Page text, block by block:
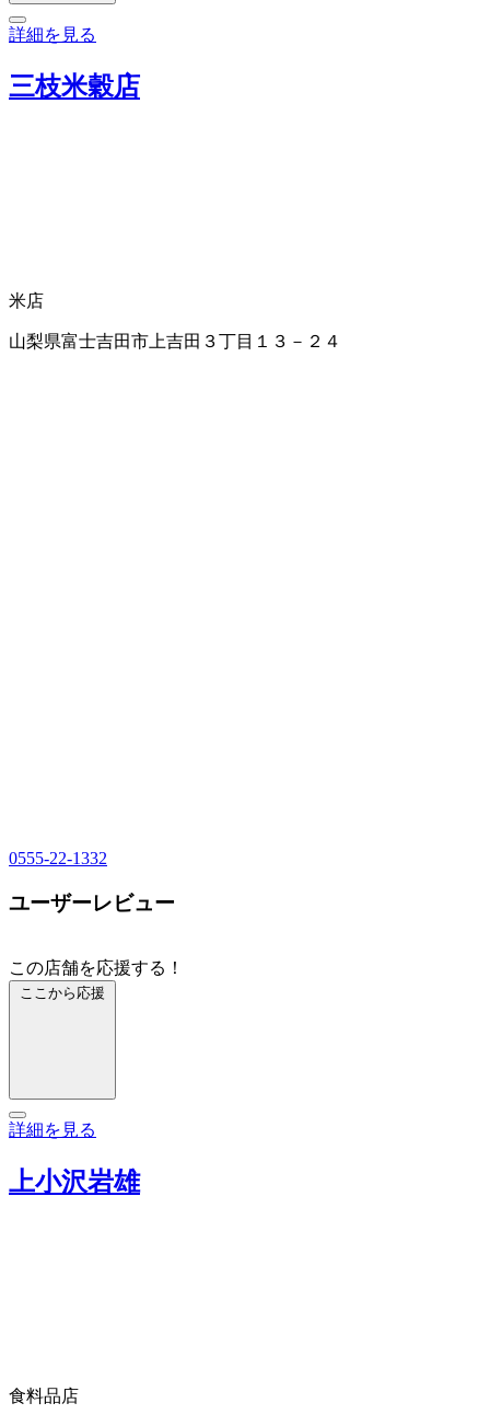
詳細を見る
三枝米穀店
米店
山梨県富士吉田市上吉田３丁目１３－２４
0555-22-1332
ユーザーレビュー
この店舗を応援する！
ここから応援
詳細を見る
上小沢岩雄
食料品店